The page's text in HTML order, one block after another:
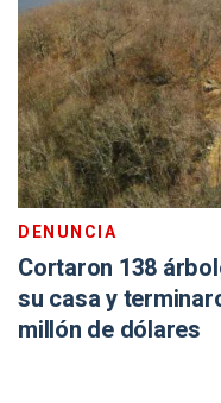
DENUNCIA
Cortaron 138
su casa y
millón de dólares